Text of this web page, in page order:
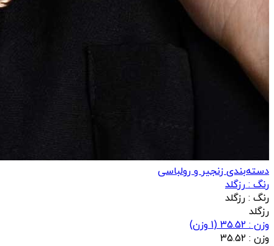
دسته‌بندی زنجیر و رولباسی
رنگ :رزگلد
رنگ : رزگلد
رزگلد
وزن : 35.52
(
1 وزن)
وزن : 35.52